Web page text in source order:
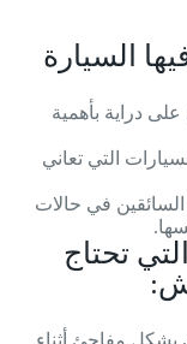
السيارة
دراية بأهمية
التي تعاني
في حالات
تحتاج